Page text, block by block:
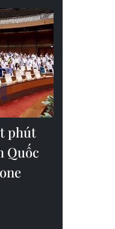
phút
Quốc